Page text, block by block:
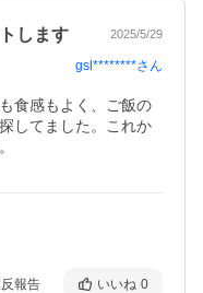
します 2025/5/29
gsl********さん
食感もよく、ご飯の
してました。これか
報告 いいね 0